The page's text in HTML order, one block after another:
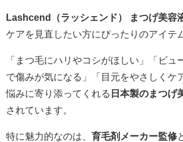
Lashcend（ラッシェンド） まつげ美容
ケアを見直したい方にぴったりのアイテ
「まつ毛にハリやコシがほしい」「ビュ
で傷みが気になる」「目元をやさしくケ
悩みに寄り添ってくれる 日本製のまつげ
されています。
特に魅力的なのは、 育毛剤メーカー監修